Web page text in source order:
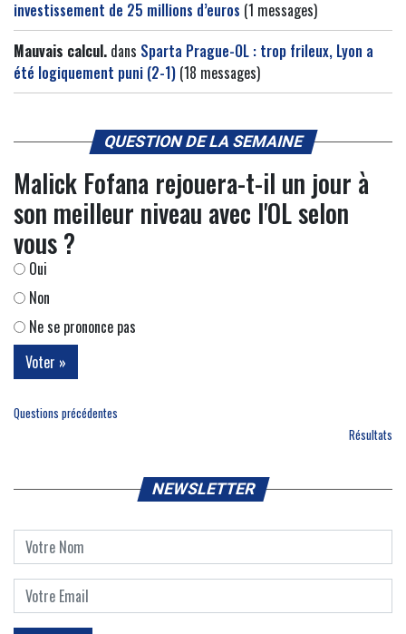
investissement de 25 millions d’euros (1 messages)
Mauvais calcul. dans Sparta Prague-OL : trop frileux, Lyon a
été logiquement puni (2-1) (18 messages)
QUESTION DE LA SEMAINE
Malick Fofana rejouera-t-il un jour à
son meilleur niveau avec l'OL selon
vous ?
Oui
Non
Ne se prononce pas
Questions précédentes
Résultats
NEWSLETTER